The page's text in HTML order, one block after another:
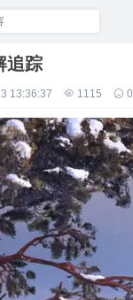
追踪
13:36:37 1115 0